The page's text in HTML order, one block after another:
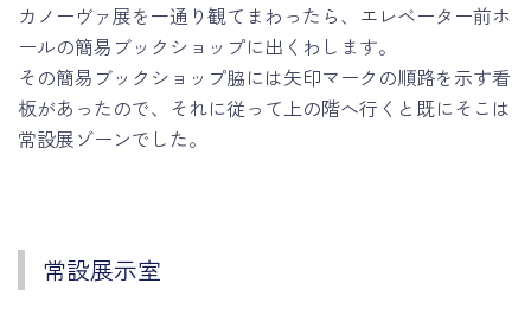
カノーヴァ展を一通り観てまわったら、エレベーター前ホ
ールの簡易ブックショップに出くわします。
その簡易ブックショップ脇には矢印マークの順路を示す看
板があったので、それに従って上の階へ行くと既にそこは
常設展ゾーンでした。
常設展示室